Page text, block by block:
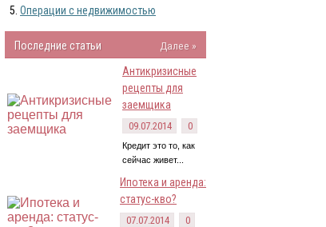
Операции с недвижимостью
Последние статьи
Далее »
Антикризисные
рецепты для
заемщика
09.07.2014 0
Кредит это то, как
сейчас живет...
Ипотека и аренда:
статус-кво?
07.07.2014 0